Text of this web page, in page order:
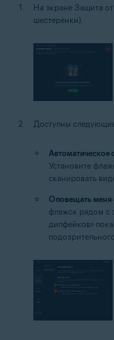
На экране Защита
шестеренки).
Доступны
Автоматическое
Установите
сканировать
Оповещать меня
флажок рядом с
дипфейков»